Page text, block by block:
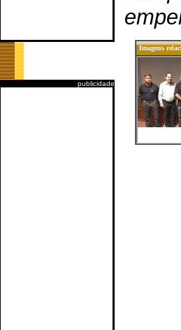
publicidade
Imagens